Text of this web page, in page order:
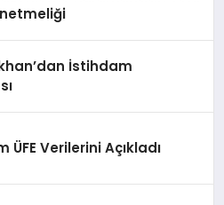
İstihdam
ÜFE Verilerini Açıkladı